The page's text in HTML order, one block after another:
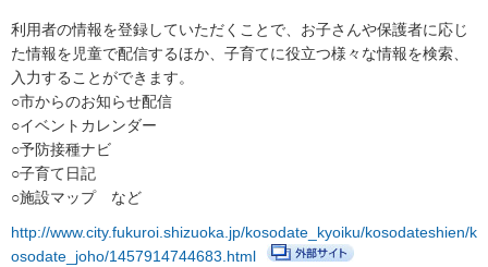
2026年度ニッセイ財団「児童・少年の健全育成助成」申請の募
集について（募集締切：11/12）
働く
働く
子育てにやさしい企業
年齢別に探す
利用者の情報を登録していただくことで、お子さんや保護者に応じ
た情報を児童で配信するほか、子育てに役立つ様々な情報を検索、
入力することができます。
○市からのお知らせ配信
○イベントカレンダー
○予防接種ナビ
○子育て日記
○施設マップ など
http://www.city.fukuroi.shizuoka.jp/kosodate_kyoiku/kosodateshien/k
osodate_joho/1457914744683.html